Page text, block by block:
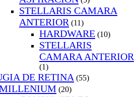
STELLARIS CAMARA
ANTERIOR (11)
HARDWARE (10)
STELLARIS
CAMARA ANTERIOR
(1)
DE RETINA (55)
(20)